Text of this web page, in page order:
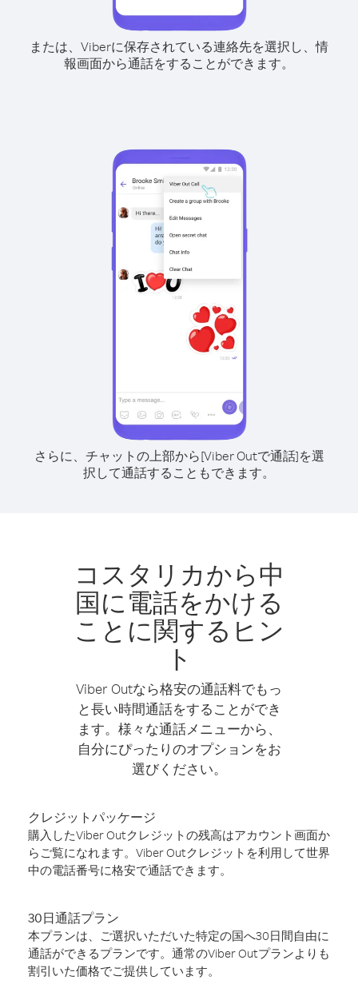
または、Viberに保存されている連絡先を選択し、情
報画面から通話をすることができます。
さらに、チャットの上部から[Viber Outで通話]を選
択して通話することもできます。
コスタリカから中
国に電話をかける
ことに関するヒン
ト
Viber Outなら格安の通話料でもっ
と長い時間通話をすることができ
ます。様々な通話メニューから、
自分にぴったりのオプションをお
選びください。
クレジットパッケージ
購入したViber Outクレジットの残高はアカウント画面か
らご覧になれます。Viber Outクレジットを利用して世界
中の電話番号に格安で通話できます。
30日通話プラン
本プランは、ご選択いただいた特定の国へ30日間自由に
通話ができるプランです。通常のViber Outプランよりも
割引いた価格でご提供しています。